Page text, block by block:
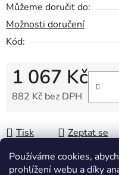
Používáme cookies,
prohlížení webu a díky
Můžeme doručit do:
Možnosti doručení
Kód:
1 067 Kč
882 Kč bez DPH
Tisk Zeptat se